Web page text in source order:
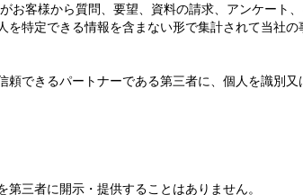
客様から質問、要望、資料の請求、アンケート
特定できる情報を含まない形で集計されて当社
できるパートナーである第三者に、個人を識別又
三者に開示・提供することはありません。